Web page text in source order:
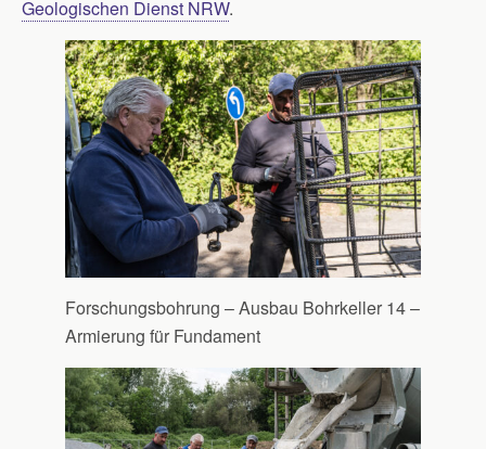
Geologischen Dienst NRW.
Forschungsbohrung – Ausbau Bohrkeller 14 –
Armierung für Fundament